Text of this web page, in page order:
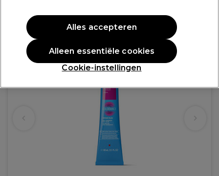
PROMOTIE NIEUW
Cookie-instellingen
Alleen essentiële cookies
Alles accepteren